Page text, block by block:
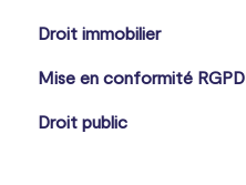
Droit immobilier
Mise en conformité RGPD
Droit public